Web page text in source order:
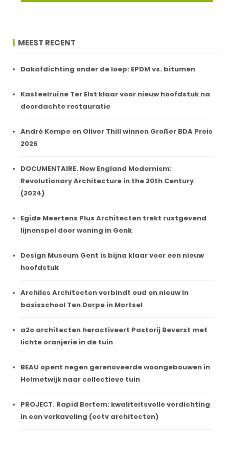
MEEST RECENT
Dakafdichting onder de loep: EPDM vs. bitumen
Kasteelruïne Ter Elst klaar voor nieuw hoofdstuk na
doordachte restauratie
André Kempe en Oliver Thill winnen Großer BDA Preis
2026
DOCUMENTAIRE. New England Modernism:
Revolutionary Architecture in the 20th Century
(2024)
Egide Meertens Plus Architecten trekt rustgevend
lijnenspel door woning in Genk
Design Museum Gent is bijna klaar voor een nieuw
hoofdstuk
Archiles Architecten verbindt oud en nieuw in
basisschool Ten Dorpe in Mortsel
a2o architecten heractiveert Pastorij Beverst met
lichte oranjerie in de tuin
BEAU opent negen gerenoveerde woongebouwen in
Helmetwijk naar collectieve tuin
PROJECT. Rapid Bertem: kwaliteitsvolle verdichting
in een verkaveling (ectv architecten)